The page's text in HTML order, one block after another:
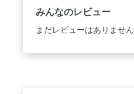
みんなのレビュー
まだレビューはありません